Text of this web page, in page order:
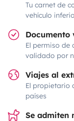
Tu carnet de
vehículo
El permiso de
validado por
Viajes al
El propietario
países
Se admiten